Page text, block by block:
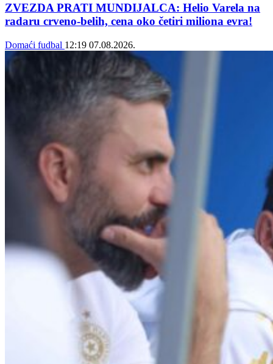
ZVEZDA PRATI MUNDIJALCA: Helio Varela na
radaru crveno-belih, cena oko četiri miliona evra!
Domaći fudbal 12:19 07.08.2026.